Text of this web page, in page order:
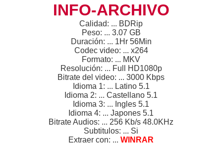
INFO-ARCHIVO
Calidad: ... BDRip
Peso: ... 3.07 GB
Duración: ... 1Hr 56Min
Codec video: ... x264
Formato: ... MKV
Resolución: ... Full HD1080p
Bitrate del video: ... 3000 Kbps
Idioma 1: ... Latino 5.1
Idioma 2: ... Castellano 5.1
Idioma 3: ... Ingles 5.1
Idioma 4: ... Japones 5.1
Bitrate Audios: ... 256 Kb/s 48.0KHz
Subtitulos: ... Si
Extraer con: ... WINRAR